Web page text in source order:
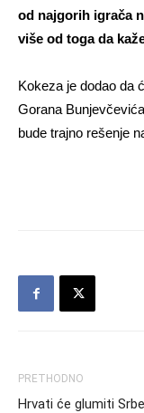
od najgorih igrača
više od toga da
Kokeza je dodao da
Gorana
bude trajno rešenje
PRETHODNO
Hrvati će glumiti Srbe